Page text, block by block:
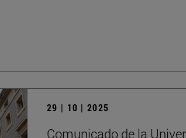
29 | 10 | 2025
Comunicado de la